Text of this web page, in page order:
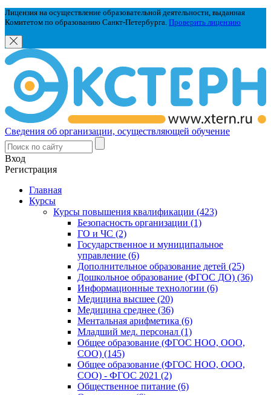
Лицензия на осуществление образовательной деятельности, выданная
Комитетом по образованию Санкт-Петербурга. Проверить лицензию
Сведения об организации, осуществляющей обучение
Вход
Регистрация
Главная
Курсы
Курсы повышения квалификации (423)
Безопасность организации (1)
ГО и ЧС (2)
Государственное и муниципальное
управление (6)
Дополнительное образование детей (25)
Дошкольное образование (ФГОС ДО) (36)
Информационные технологии (6)
Медицина высшее (20)
Медицина среднее (36)
Ментальная арифметика (6)
Младший мед. персонал (1)
Общее образование (ФГОС НОО, ООО,
СОО) (145)
Общее образование (ФГОС НОО, ООО,
СОО) - ФГОС 2021 (2)
Общественное питание (6)